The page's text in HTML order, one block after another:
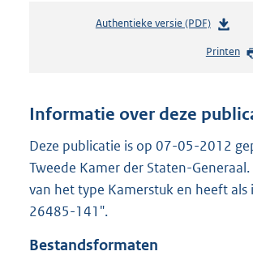
Authentieke versie (PDF)b
s
n
s
r
o
Printen
Informatie over deze
Deze publicatie is op 07-05-2012
Tweede Kamer der Staten-
van het type Kamerstuk en heeft
26485-141".
Bestandsformaten